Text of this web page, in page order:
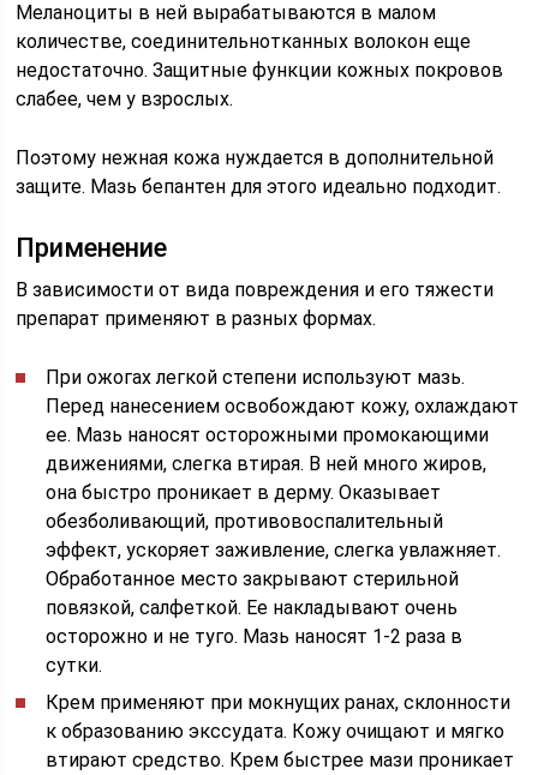
Меланоциты в ней вырабатываются в малом
количестве, соединительнотканных волокон еще
недостаточно. Защитные функции кожных покровов
слабее, чем у взрослых.
Поэтому нежная кожа нуждается в дополнительной
защите. Мазь бепантен для этого идеально подходит.
Применение
В зависимости от вида повреждения и его тяжести
препарат применяют в разных формах.
При ожогах легкой степени используют мазь.
Перед нанесением освобождают кожу, охлаждают
ее. Мазь наносят осторожными промокающими
движениями, слегка втирая. В ней много жиров,
она быстро проникает в дерму. Оказывает
обезболивающий, противовоспалительный
эффект, ускоряет заживление, слегка увлажняет.
Обработанное место закрывают стерильной
повязкой, салфеткой. Ее накладывают очень
осторожно и не туго. Мазь наносят 1-2 раза в
сутки.
Крем применяют при мокнущих ранах, склонности
к образованию экссудата. Кожу очищают и мягко
втирают средство. Крем быстрее мази проникает